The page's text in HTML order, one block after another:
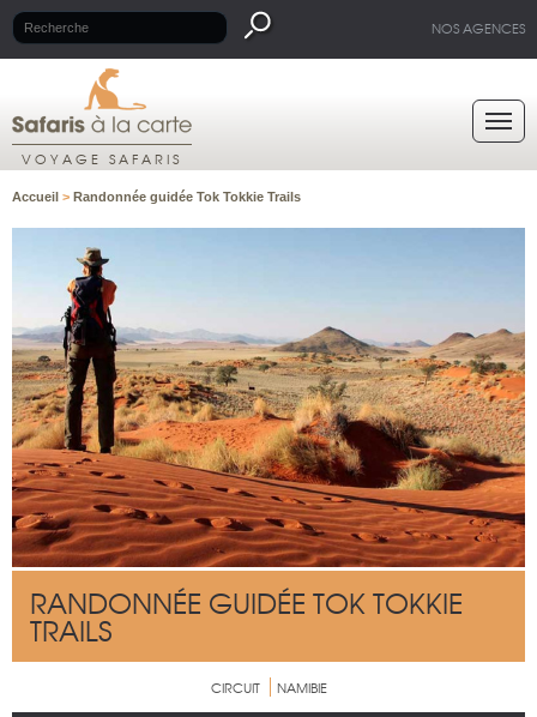
NOS AGENCES
VOYAGE SAFARIS
Accueil > Randonnée guidée Tok Tokkie Trails
RANDONNÉE GUIDÉE TOK TOKKIE
TRAILS
CIRCUIT NAMIBIE